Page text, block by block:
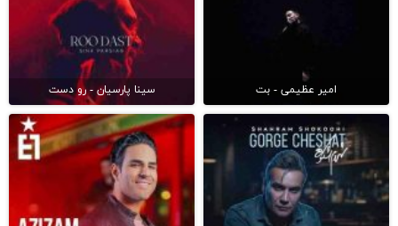
امیر عظیمی - بت سینا پارسیان - رو دست